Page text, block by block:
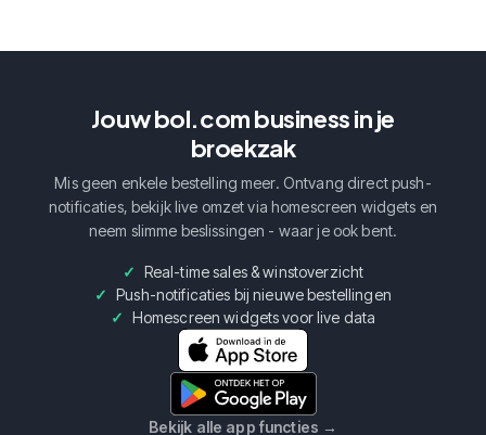
Jouw bol.com business in je
broekzak
Mis geen enkele bestelling meer. Ontvang direct push-
notificaties, bekijk live omzet via homescreen widgets en
neem slimme beslissingen - waar je ook bent.
Real-time sales & winstoverzicht
Push-notificaties bij nieuwe bestellingen
Homescreen widgets voor live data
Bekijk alle app functies →